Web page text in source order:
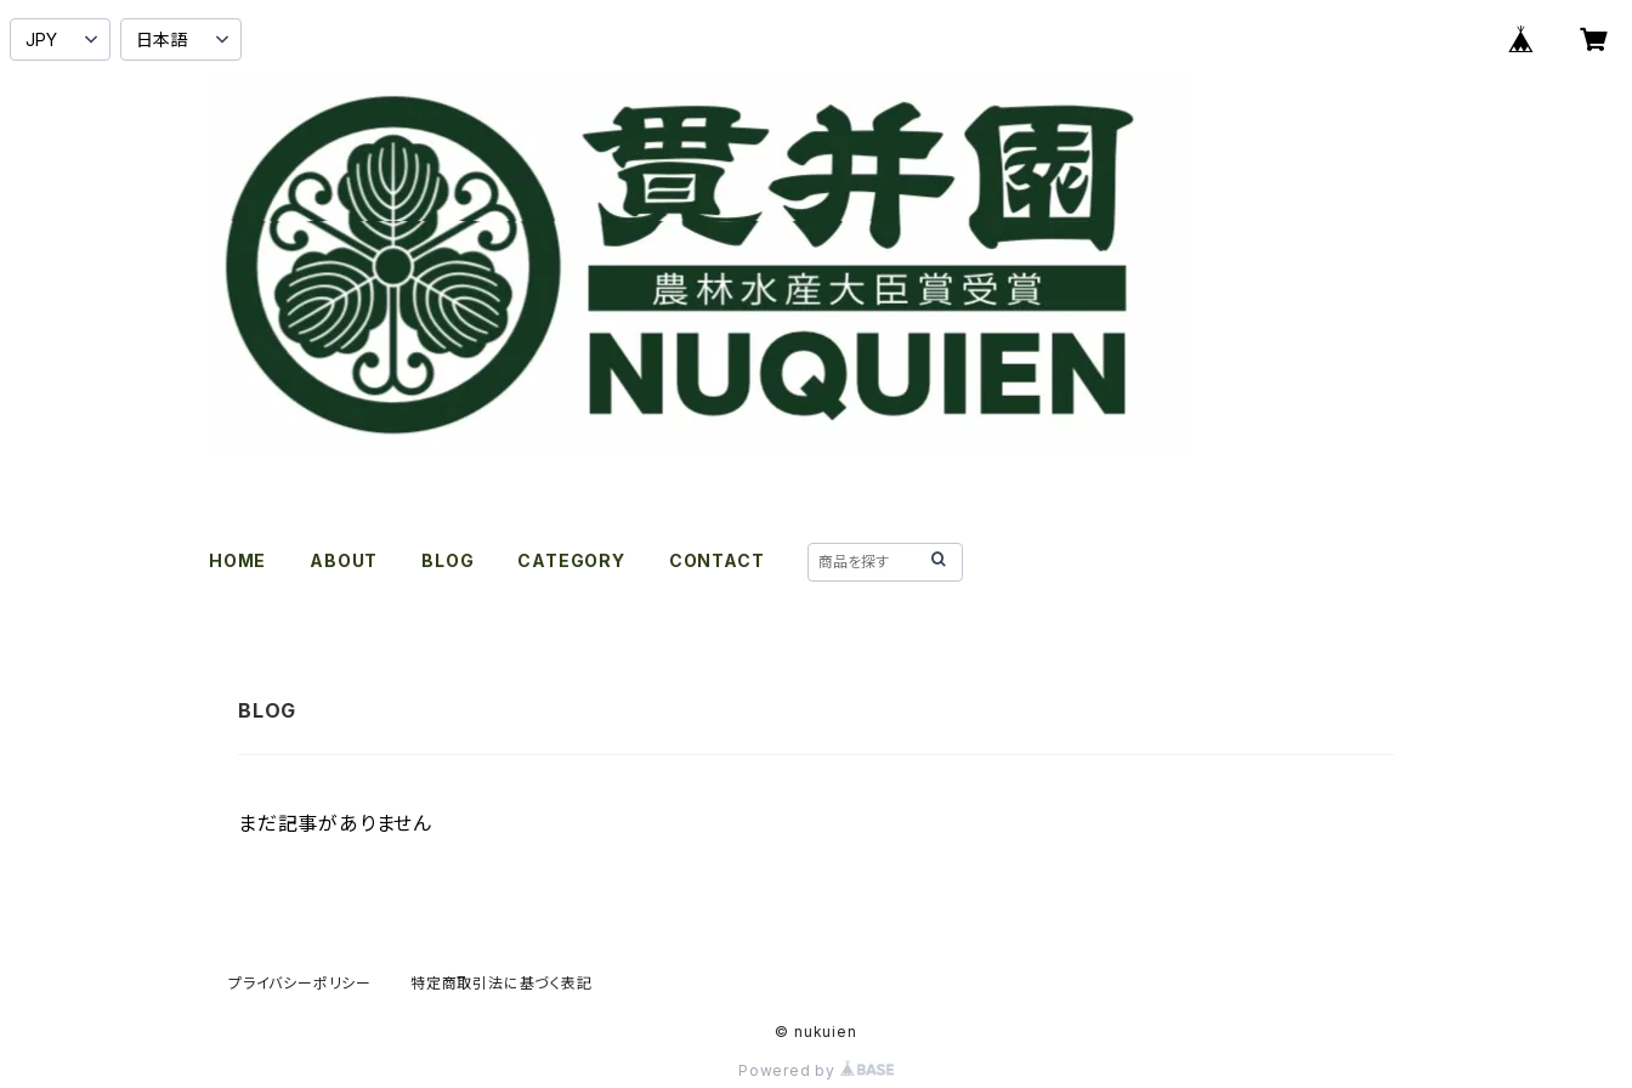
HOME ABOUT BLOG CATEGORY CONTACT
まだ記事がありません
プライバシーポリシー 特定商取引法に基づく表記
© nukuien
Powered by